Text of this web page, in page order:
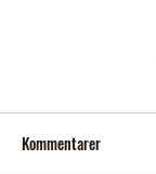
Sopsortering
Kommentarer